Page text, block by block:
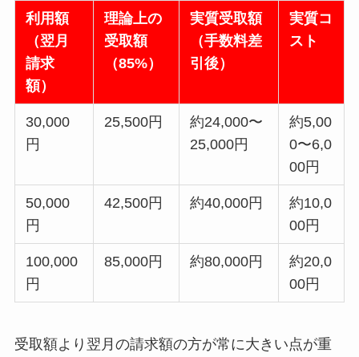
利用額
（翌月
請求
額）
理論上の
受取額
（85%）
実質受取額
（手数料差
引後）
実質コ
スト
30,000
円
25,500円
約24,000〜
25,000円
約5,00
0〜6,0
00円
50,000
円
42,500円 約40,000円
約10,0
00円
100,000
円
85,000円 約80,000円
約20,0
00円
受取額より翌月の請求額の方が常に大きい点が重